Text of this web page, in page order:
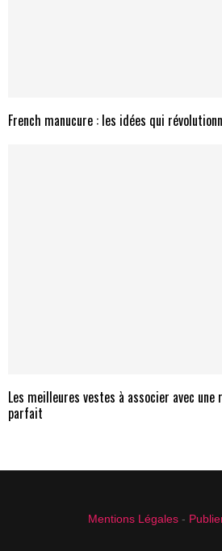
French manucure : les idées qui
Les meilleures vestes à associer avec une
parfait
Mentions Légales-